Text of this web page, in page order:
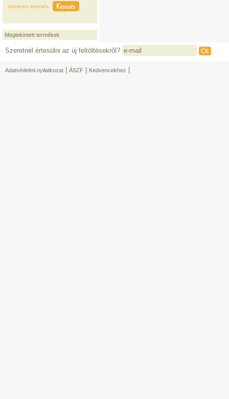
részletes keresés
Megtekintett termékek
Szeretnél értesülni az új feltöltésekrõl?
Adatvédelmi nyilatkozat ÁSZF Kedvencekhez